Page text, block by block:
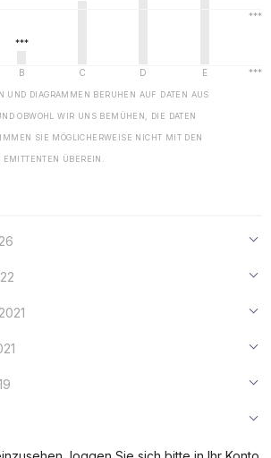
UND DIAGRAMMEN BERUHEN AUF DATEN AUS
OBWOHL WIR UNS BEMÜHEN, DIE DATEN
SIE MÖGLICHERWEISE NICHT MIT DEN
ÜBEREIN.
***
***
***
***
***
***